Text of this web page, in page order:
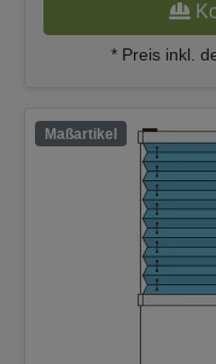
* Preis inkl.
Maßartikel